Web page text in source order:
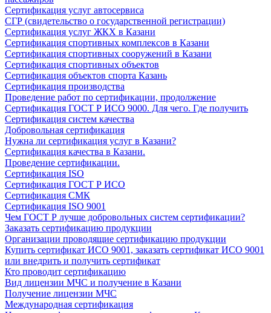
Сертификация услуг автосервиса
СГР (свидетельство о государственной регистрации)
Сертификация услуг ЖКХ в Казани
Сертификация спортивных комплексов в Казани
Сертификация спортивных сооружений в Казани
Сертификация спортивных объектов
Сертификация объектов спорта Казань
Сертификация производства
Проведение работ по сертификации, продолжение
Сертификация ГОСТ Р ИСО 9000. Для чего. Где получить
Сертификация систем качества
Добровольная сертификация
Нужна ли сертификация услуг в Казани?
Сертификация качества в Казани.
Проведение сертификации.
Сертификация ISO
Сертификация ГОСТ Р ИСО
Сертификация СМК
Сертификация ISO 9001
Чем ГОСТ Р лучше добровольных систем сертификации?
Заказать сертификацию продукции
Организации проводящие сертификацию продукции
Купить сертификат ИСО 9001, заказать сертификат ИСО 9001
или внедрить и получить сертификат
Кто проводит сертификацию
Вид лицензии МЧС и получение в Казани
Получение лицензии МЧС
Международная сертификация